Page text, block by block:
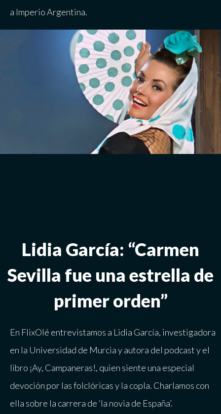
a Imperio Argentina.
Lidia García: “Carmen
Sevilla fue una estrella de
primer orden”
En FlixOlé entrevistamos a Lidia García, investigadora
en la Universidad de Murcia y autora del podcast y el
libro ¡Ay, Campaneras!, quien siente una especial
devoción por las folclóricas y la copla. Charlamos con
ella sobre la carrera de ‘la novia de España’.